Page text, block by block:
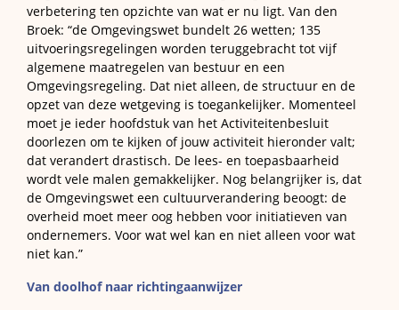
verbetering ten opzichte van wat er nu ligt. Van den
Broek: “de Omgevingswet bundelt 26 wetten; 135
uitvoeringsregelingen worden teruggebracht tot vijf
algemene maatregelen van bestuur en een
Omgevingsregeling. Dat niet alleen, de structuur en de
opzet van deze wetgeving is toegankelijker. Momenteel
moet je ieder hoofdstuk van het Activiteitenbesluit
doorlezen om te kijken of jouw activiteit hieronder valt;
dat verandert drastisch. De lees- en toepasbaarheid
wordt vele malen gemakkelijker. Nog belangrijker is, dat
de Omgevingswet een cultuurverandering beoogt: de
overheid moet meer oog hebben voor initiatieven van
ondernemers. Voor wat wel kan en niet alleen voor wat
niet kan.”
Van doolhof naar richtingaanwijzer